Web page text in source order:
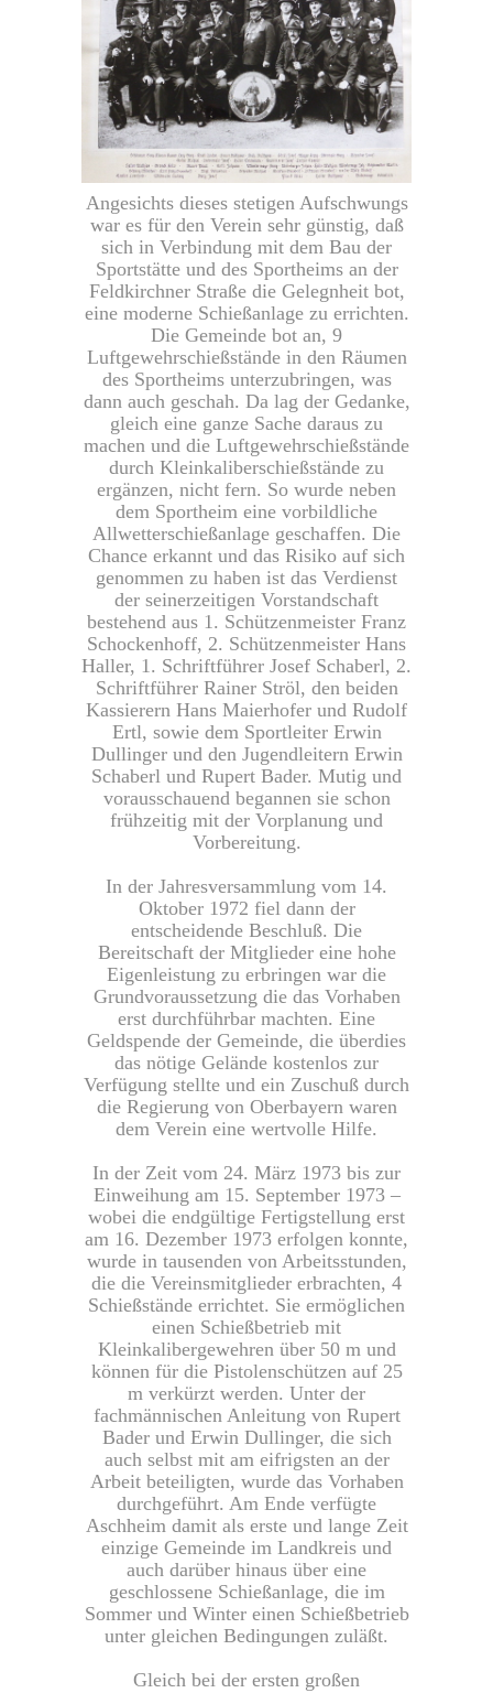
Angesichts dieses stetigen Aufschwungs
war es für den Verein sehr günstig, daß
sich in Verbindung mit dem Bau der
Sportstätte und des Sportheims an der
Feldkirchner Straße die Gelegnheit bot,
eine moderne Schießanlage zu errichten.
Die Gemeinde bot an, 9
Luftgewehrschießstände in den Räumen
des Sportheims unterzubringen, was
dann auch geschah. Da lag der Gedanke,
gleich eine ganze Sache daraus zu
machen und die Luftgewehrschießstände
durch Kleinkaliberschießstände zu
ergänzen, nicht fern. So wurde neben
dem Sportheim eine vorbildliche
Allwetterschießanlage geschaffen. Die
Chance erkannt und das Risiko auf sich
genommen zu haben ist das Verdienst
der seinerzeitigen Vorstandschaft
bestehend aus 1. Schützenmeister Franz
Schockenhoff, 2. Schützenmeister Hans
Haller, 1. Schriftführer Josef Schaberl, 2.
Schriftführer Rainer Ströl, den beiden
Kassierern Hans Maierhofer und Rudolf
Ertl, sowie dem Sportleiter Erwin
Dullinger und den Jugendleitern Erwin
Schaberl und Rupert Bader. Mutig und
vorausschauend begannen sie schon
frühzeitig mit der Vorplanung und
Vorbereitung.
In der Jahresversammlung vom 14.
Oktober 1972 fiel dann der
entscheidende Beschluß. Die
Bereitschaft der Mitglieder eine hohe
Eigenleistung zu erbringen war die
Grundvoraussetzung die das Vorhaben
erst durchführbar machten. Eine
Geldspende der Gemeinde, die überdies
das nötige Gelände kostenlos zur
Verfügung stellte und ein Zuschuß durch
die Regierung von Oberbayern waren
dem Verein eine wertvolle Hilfe.
In der Zeit vom 24. März 1973 bis zur
Einweihung am 15. September 1973 –
wobei die endgültige Fertigstellung erst
am 16. Dezember 1973 erfolgen konnte,
wurde in tausenden von Arbeitsstunden,
die die Vereinsmitglieder erbrachten, 4
Schießstände errichtet. Sie ermöglichen
einen Schießbetrieb mit
Kleinkalibergewehren über 50 m und
können für die Pistolenschützen auf 25
m verkürzt werden. Unter der
fachmännischen Anleitung von Rupert
Bader und Erwin Dullinger, die sich
auch selbst mit am eifrigsten an der
Arbeit beteiligten, wurde das Vorhaben
durchgeführt. Am Ende verfügte
Aschheim damit als erste und lange Zeit
einzige Gemeinde im Landkreis und
auch darüber hinaus über eine
geschlossene Schießanlage, die im
Sommer und Winter einen Schießbetrieb
unter gleichen Bedingungen zuläßt.
Gleich bei der ersten großen